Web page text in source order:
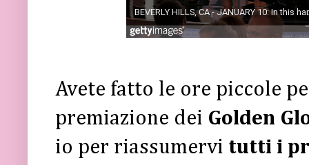
Avete fatto le ore piccole
premiazione dei Golden
io per riassumervi tutti i